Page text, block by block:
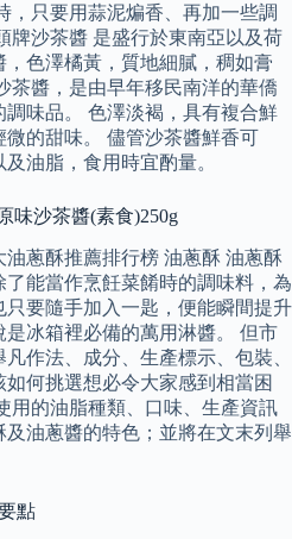
，只要用蒜泥煸香、再加一些調
牌沙茶醬 是盛行於東南亞以及荷
色澤橘黃，質地細膩，稠如膏
茶醬，是由早年移民南洋的華僑
味品。 色澤淡褐，具有複合鮮
的甜味。 儘管沙茶醬鮮香可
油脂，食用時宜酌量。
味沙茶醬(素食)250g
油蔥酥推薦排行榜 油蔥酥 油蔥酥
能當作烹飪菜餚時的調味料，為
要隨手加入一匙，便能瞬間提升
冰箱裡必備的萬用淋醬。 但市
作法、成分、生產標示、包裝、
何挑選想必令大家感到相當困
用的油脂種類、口味、生產資訊
油蔥醬的特色；並將在文末列舉
點